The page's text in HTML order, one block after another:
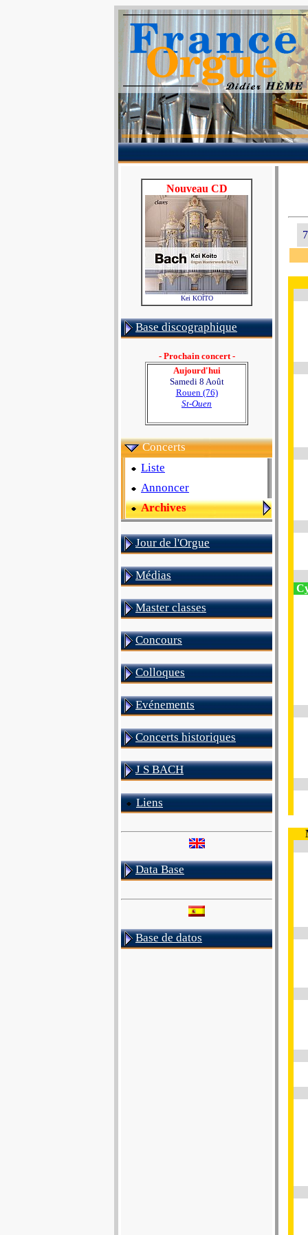
Nouveau CD
Kei KOÏTO
Base discographique
- Prochain concert -
Aujourd'hui
Samedi 8 Août
Rouen (76)
St-Ouen
Concerts
Liste
Annoncer
Archives
Jour de l'Orgue
Médias
Master classes
Concours
Colloques
Evénements
Concerts historiques
J S BACH
Liens
Data Base
Base de datos